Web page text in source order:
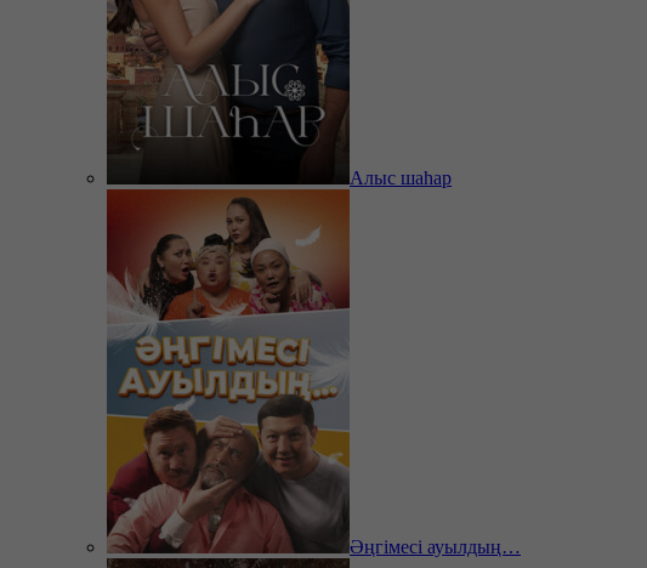
Алыс шаһар
Әңгімесі ауылдың…